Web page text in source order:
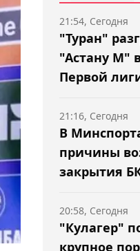
"Туран"
"Астану М"
Первой
21:54, Сегодня
В
причины
закрытия
21:16, Сегодня
"Кулагер"
крупное
20:58, Сегодня